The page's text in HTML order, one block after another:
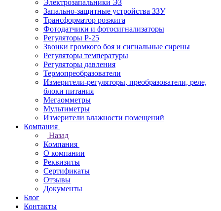
Электрозапальники ЭЗ
Запально-защитные устройства ЗЗУ
Трансформатор розжига
Фотодатчики и фотосигнализаторы
Регуляторы Р-25
Звонки громкого боя и сигнальные сирены
Регуляторы температуры
Регуляторы давления
Термопреобразователи
Измерители-регуляторы, преобразователи, реле,
блоки питания
Мегаомметры
Мультиметры
Измерители влажности помещений
Компания
Назад
Компания
О компании
Реквизиты
Сертификаты
Отзывы
Документы
Блог
Контакты